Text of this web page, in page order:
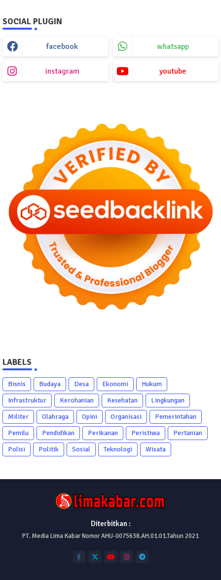
SOCIAL PLUGIN
facebook whatsapp
instagram youtube
LABELS
Bisnis Budaya Desa Ekonomi
Hukum
Infrastruktur
Kerohanian Kesehatan
Lingkungan
Militer
Olahraga Opini Organisasi
Pemerintahan
Pemilu
Pendidikan Perikanan Peristiwa
Pertanian
Polisi
Politik Sosial Teknologi Wisata
Diterbitkan :
PT. Media Lima Kabar Nomor AHU-0075638.AH.01.01.Tahun 2021